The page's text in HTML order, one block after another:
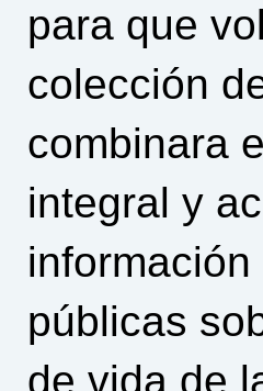
para que
colección
combinara
integral y
públicas
de vida de